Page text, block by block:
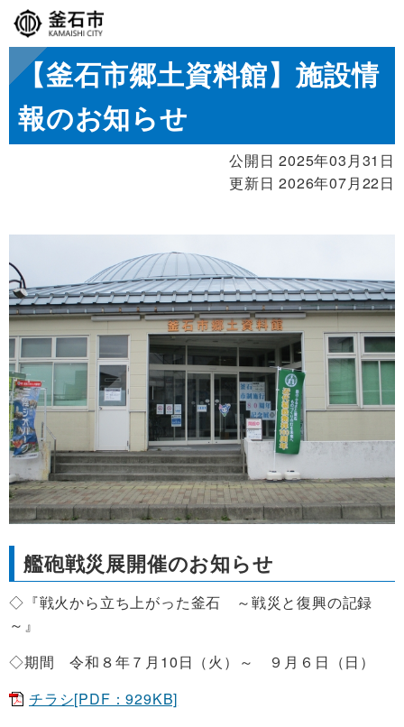
【釜石市郷土資料館】施設情
報のお知らせ
公開日 2025年03月31日
更新日 2026年07月22日
艦砲戦災展開催のお知らせ
◇『戦火から立ち上がった釜石 ～戦災と復興の記録
～』
◇期間 令和８年７月10日（火）～ ９月６日（日）
チラシ[PDF：929KB]